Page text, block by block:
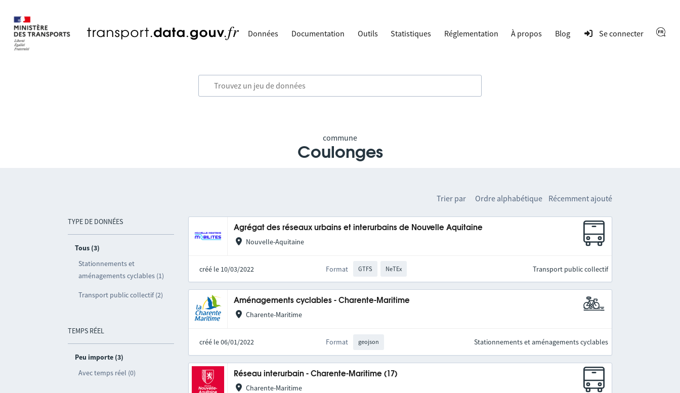
Données Documentation Outils Statistiques Réglementation À propos Blog Se connecter
commune
Coulonges
TYPE DE DONNÉES
Tous (3)
Stationnements et
aménagements cyclables (1)
Transport public collectif (2)
TEMPS RÉEL
Peu importe (3)
Avec temps réel (0)
Trier par Ordre alphabétique Récemment ajouté
Agrégat des réseaux urbains et interurbains de Nouvelle Aquitaine
Nouvelle-Aquitaine
créé le 10/03/2022 Format GTFS NeTEx Transport public collectif
Aménagements cyclables - Charente-Maritime
Charente-Maritime
créé le 06/01/2022 Format geojson Stationnements et aménagements cyclables
Réseau interurbain - Charente-Maritime (17)
Charente-Maritime